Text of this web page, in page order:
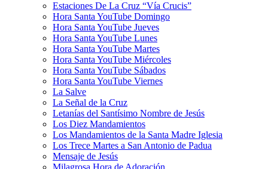
Estaciones De La Cruz “Vía Crucis”
Hora Santa YouTube Domingo
Hora Santa YouTube Jueves
Hora Santa YouTube Lunes
Hora Santa YouTube Martes
Hora Santa YouTube Miércoles
Hora Santa YouTube Sábados
Hora Santa YouTube Viernes
La Salve
La Señal de la Cruz
Letanías del Santísimo Nombre de Jesús
Los Diez Mandamientos
Los Mandamientos de la Santa Madre Iglesia
Los Trece Martes a San Antonio de Padua
Mensaje de Jesús
Milagrosa Hora de Adoración